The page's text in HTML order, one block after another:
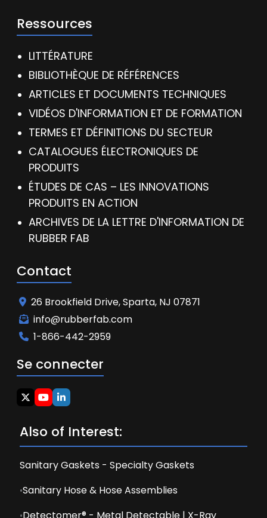
Ressources
LITTÉRATURE
BIBLIOTHÈQUE DE RÉFÉRENCES
ARTICLES ET DOCUMENTS TECHNIQUES
VIDÉOS D'INFORMATION ET DE FORMATION
TERMES ET DÉFINITIONS DU SECTEUR
CATALOGUES ÉLECTRONIQUES DE
PRODUITS
ÉTUDES DE CAS – LES INNOVATIONS
PRODUITS EN ACTION
ARCHIVES DE LA LETTRE D'INFORMATION DE
RUBBER FAB
Contact
26 Brookfield Drive, Sparta, NJ 07871
info@rubberfab.com
1-866-442-2959
Se connecter
Also of Interest:
Sanitary Gaskets - Specialty Gaskets
Sanitary Hose & Hose Assemblies